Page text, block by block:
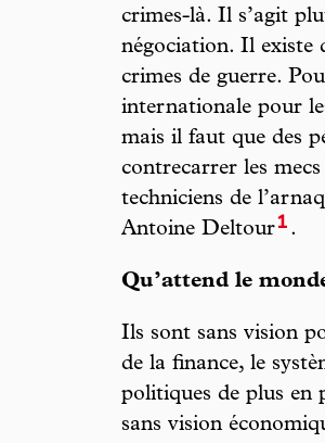
crimes-là. Il s’agit
négociation. Il existe
crimes de guerre.
internationale pour
mais il faut que des
contrecarrer les
techniciens de
Antoine Deltour1 .
Qu’attend le
Ils sont sans vision
de la finance, le
politiques de plus en
sans vision